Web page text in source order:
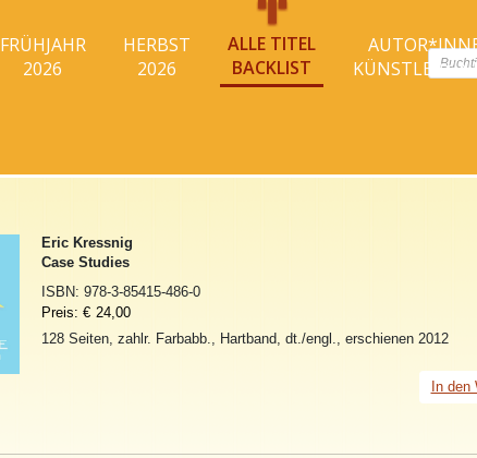
search
FRÜHJAHR
2026
HERBST
2026
ALLE TITEL
BACKLIST
Eric Kressnig
Case Studies
ISBN: 978-3-85415-486-0
Preis: € 24,00
128 Seiten, zahlr. Farbabb., Hartband, dt./engl., erschienen 2012
In den